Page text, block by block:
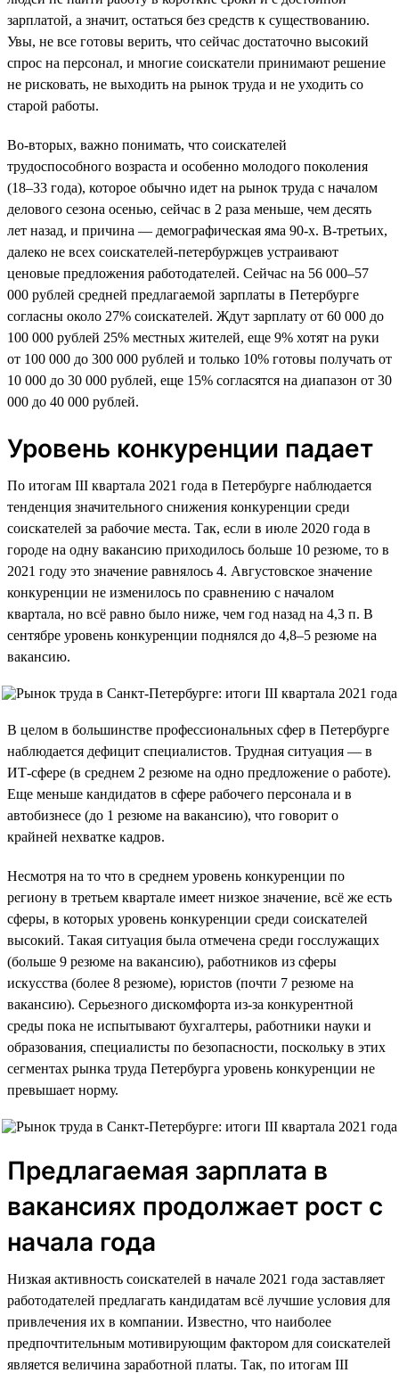
зарплатой, а значит, остаться без средств к существованию.
Увы, не все готовы верить, что сейчас достаточно высокий
спрос на персонал, и многие соискатели принимают решение
не рисковать, не выходить на рынок труда и не уходить со
старой работы.
Во-вторых, важно понимать, что соискателей
трудоспособного возраста и особенно молодого поколения
(18–33 года), которое обычно идет на рынок труда с началом
делового сезона осенью, сейчас в 2 раза меньше, чем десять
лет назад, и причина — демографическая яма 90-х. В-третьих,
далеко не всех соискателей-петербуржцев устраивают
ценовые предложения работодателей. Сейчас на 56 000–57
000 рублей средней предлагаемой зарплаты в Петербурге
согласны около 27% соискателей. Ждут зарплату от 60 000 до
100 000 рублей 25% местных жителей, еще 9% хотят на руки
от 100 000 до 300 000 рублей и только 10% готовы получать от
10 000 до 30 000 рублей, еще 15% согласятся на диапазон от 30
000 до 40 000 рублей.
Уровень конкуренции падает
По итогам III квартала 2021 года в Петербурге наблюдается
тенденция значительного снижения конкуренции среди
соискателей за рабочие места. Так, если в июле 2020 года в
городе на одну вакансию приходилось больше 10 резюме, то в
2021 году это значение равнялось 4. Августовское значение
конкуренции не изменилось по сравнению с началом
квартала, но всё равно было ниже, чем год назад на 4,3 п. В
сентябре уровень конкуренции поднялся до 4,8–5 резюме на
вакансию.
В целом в большинстве профессиональных сфер в Петербурге
наблюдается дефицит специалистов. Трудная ситуация — в
ИТ-сфере (в среднем 2 резюме на одно предложение о работе).
Еще меньше кандидатов в сфере рабочего персонала и в
автобизнесе (до 1 резюме на вакансию), что говорит о
крайней нехватке кадров.
Несмотря на то что в среднем уровень конкуренции по
региону в третьем квартале имеет низкое значение, всё же есть
сферы, в которых уровень конкуренции среди соискателей
высокий. Такая ситуация была отмечена среди госслужащих
(больше 9 резюме на вакансию), работников из сферы
искусства (более 8 резюме), юристов (почти 7 резюме на
вакансию). Серьезного дискомфорта из-за конкурентной
среды пока не испытывают бухгалтеры, работники науки и
образования, специалисты по безопасности, поскольку в этих
сегментах рынка труда Петербурга уровень конкуренции не
превышает норму.
Предлагаемая зарплата в
вакансиях продолжает рост с
начала года
Низкая активность соискателей в начале 2021 года заставляет
работодателей предлагать кандидатам всё лучшие условия для
привлечения их в компании. Известно, что наиболее
предпочтительным мотивирующим фактором для соискателей
является величина заработной платы. Так, по итогам III